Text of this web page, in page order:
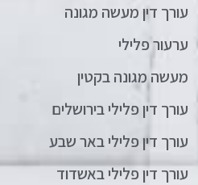
עורך דין מעשה מגונה
ערעור פלילי
מעשה מגונה בקטין
עורך דין פלילי בירושלים
עורך דין פלילי באר שבע
עורך דין פלילי באשדוד